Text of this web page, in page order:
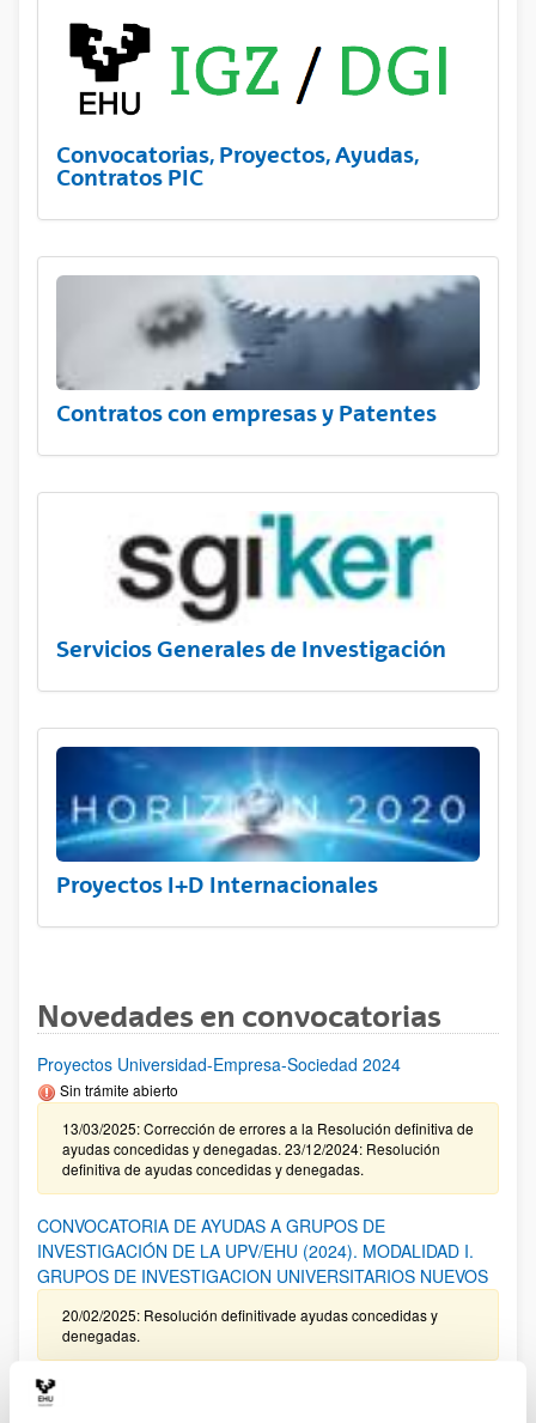
Convocatorias, Proyectos, Ayudas,
Contratos PIC
Contratos con empresas y Patentes
Servicios Generales de Investigación
Proyectos I+D Internacionales
Novedades en convocatorias
Proyectos Universidad-Empresa-Sociedad 2024
Sin trámite abierto
13/03/2025: Corrección de errores a la Resolución definitiva de
ayudas concedidas y denegadas. 23/12/2024: Resolución
definitiva de ayudas concedidas y denegadas.
CONVOCATORIA DE AYUDAS A GRUPOS DE
INVESTIGACIÓN DE LA UPV/EHU (2024). MODALIDAD I.
GRUPOS DE INVESTIGACION UNIVERSITARIOS NUEVOS
20/02/2025: Resolución definitivade ayudas concedidas y
denegadas.
Programa ELKARTEK 2025: Fase I. Ayudas a la